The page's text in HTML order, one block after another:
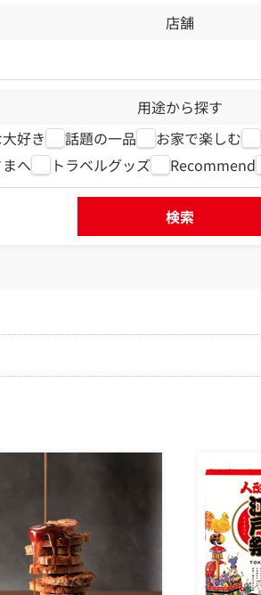
店舗
用途から探す
好き 話題の一品 お家で楽しむ
へ トラベルグッズ Recommend
検索